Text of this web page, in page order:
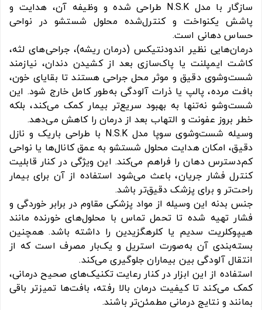
سازگار با مدل N.S.K طراحی شده و وظیفه آن، هدایت و
پاشش یکنواخت و کنترل‌شده محلول شستشو در نواحی
حساس دهانی است.
درمان‌هایی نظیر اندودنتیکس (درمان ریشه)، جراحی‌های لثه،
کاشت ایمپلنت یا پاک‌سازی بعد از کشیدن دندان، نیازمند
شست‌وشوی دقیق و موثر محل جراحی هستند تا بقایای خون،
بافت مرده، پالپ یا ذرات آلودگی به‌طور کامل خارج شود. این
شست‌وشو نه‌تنها به بهبود سریع‌تر بیمار کمک می‌کند، بلکه
خطر بروز عفونت و التهاب بعد از درمان را کاهش می‌دهد.
وسیله شست‌وشوی سوپا مدل N.S.K با طراحی باریک و نازل
دقیق، امکان هدایت محلول شستشو به عمق کانال‌ها یا نواحی
کم‌دسترس دهان را فراهم می‌کند. این ویژگی در کنار قابلیت
کنترل فشار جریان، باعث می‌شود استفاده از آن برای بیمار
راحت‌تر و برای پزشک دقیق‌تر باشد.
جنس بدنه این وسیله از مواد پزشکی مقاوم در برابر خوردگی و
فشار تهیه شده تا تحمل تماس با محلول‌های خورنده مانند
هیپوکلریت سدیم یا کلرهگزیدین را داشته باشد. همچنین
بسته‌بندی آن به‌صورت استریل و یک‌بار مصرف است که از
انتقال آلودگی بین بیماران جلوگیری می‌کند.
استفاده از این ابزار در کنار رعایت تکنیک‌های صحیح درمانی،
کمک می‌کند تا کیفیت درمان بالا رفته، بافت‌ها تمیزتر باقی
بمانند و نتایج درمانی مطمئن‌تر باشند.